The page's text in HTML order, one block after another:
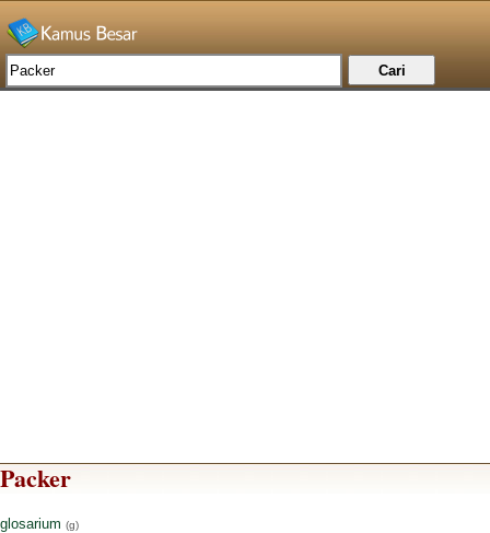
Packer
glosarium (g)